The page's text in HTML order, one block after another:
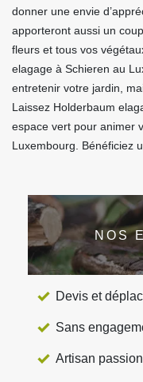
donner une envie
apporteront aussi un
fleurs et tous vos
elagage à Schieren au
entretenir votre jardin,
Laissez Holderbaum
espace vert pour animer
Luxembourg. Bénéficiez
NOS
Devis et
Sans
Artisan